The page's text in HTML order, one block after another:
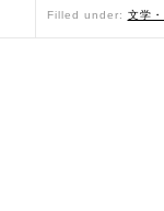
Filled under: 文学